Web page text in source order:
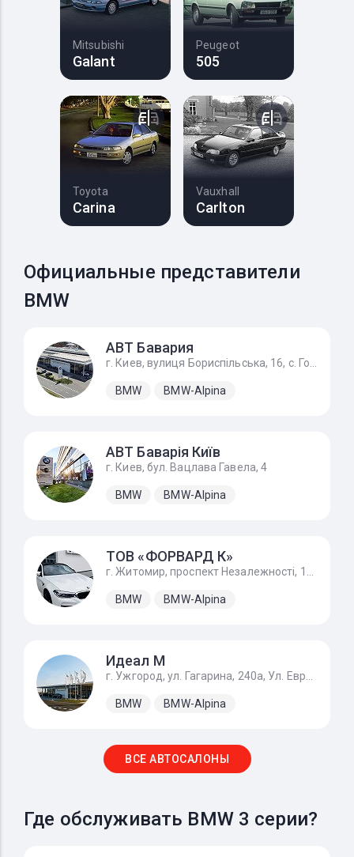
Mitsubishi
Galant
Peugeot
505
Toyota
Carina
Vauxhall
Carlton
Официальные представители
BMW
АВТ Бавария
BMW BMW-Alpina
АВТ Баварія Київ
г. Киев, бул. Вацлава Гавела, 4
BMW BMW-Alpina
ТОВ «ФОРВАРД К»
BMW BMW-Alpina
Идеал М
BMW BMW-Alpina
ВСЕ АВТОСАЛОНЫ
Где обслуживать BMW 3 серии?